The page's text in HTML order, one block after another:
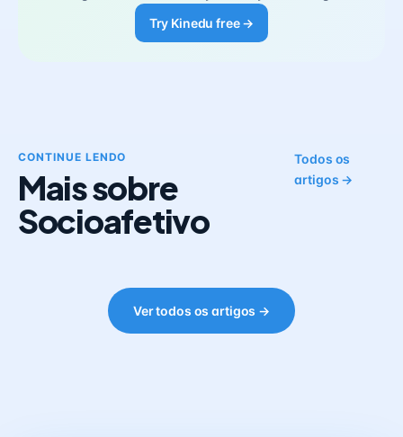
Try Kinedu free →
CONTINUE LENDO
Mais sobre
Socioafetivo
Todos os
artigos →
Ver todos os artigos →